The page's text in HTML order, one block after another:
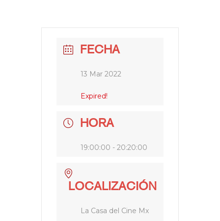
FECHA
13 Mar 2022
Expired!
HORA
19:00:00 - 20:20:00
LOCALIZACIÓN
La Casa del Cine Mx